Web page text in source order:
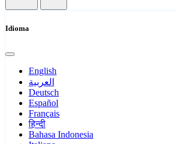
Idioma
English
العربية
Deutsch
Español
Français
हिन्दी
Bahasa Indonesia